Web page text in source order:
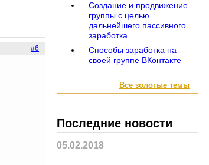
#6
Создание и продвижение
группы с целью
дальнейшего пассивного
заработка
Способы заработка на
своей группе ВКонтакте
Все золотые темы
Последние новости
05.02.2018